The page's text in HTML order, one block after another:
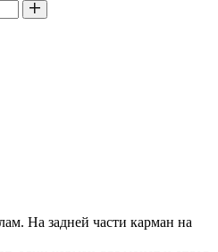
На задней части карман на